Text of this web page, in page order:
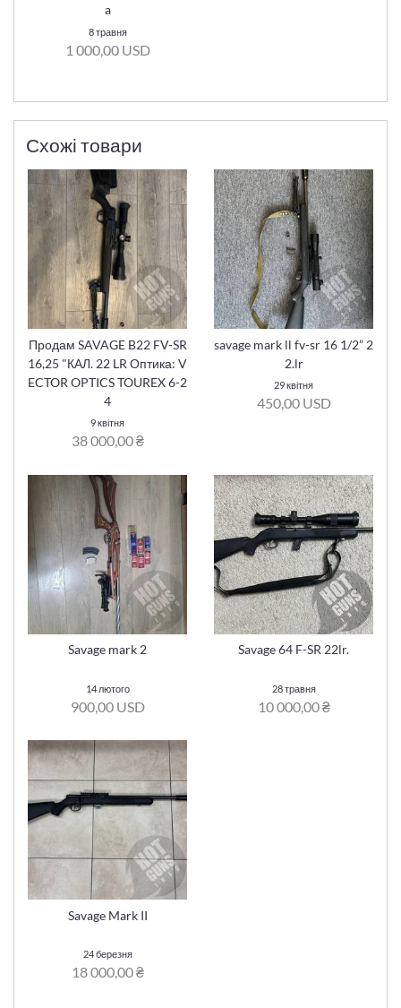
a
8 травня
1 000,00 USD
Схожі товари
Продам SAVAGE B22 FV-SR
16,25 "КАЛ. 22 LR Оптика: V
ECTOR OPTICS TOUREX 6-2
4
9 квітня
38 000,00 ₴
savage mark ll fv-sr 16 1/2” 2
2.lr
29 квітня
450,00 USD
Savage mark 2
14 лютого
900,00 USD
Savage 64 F-SR 22lr.
28 травня
10 000,00 ₴
Savage Mark II
24 березня
18 000,00 ₴